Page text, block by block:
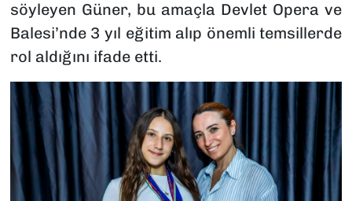
söyleyen Güner, bu amaçla Devlet Opera ve
Balesi’nde 3 yıl eğitim alıp önemli temsillerde
rol aldığını ifade etti.